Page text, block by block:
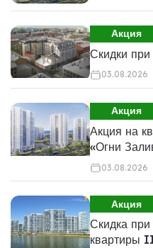
Акция
Скидки при
03.08.2026
Акция
Акция на
«Огни
03.08.2026
Акция
Скидка
квартиры